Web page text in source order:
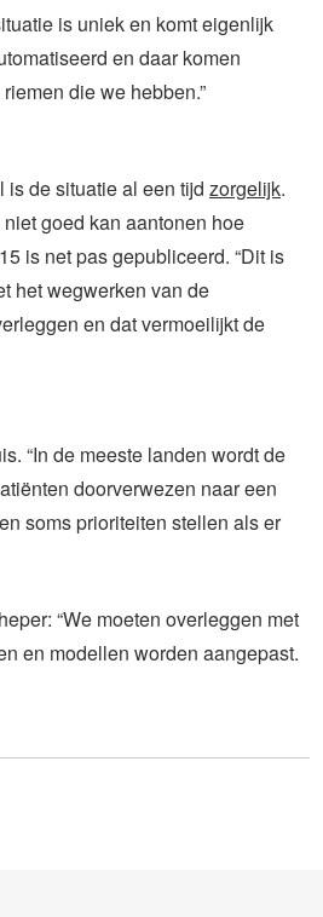
is uniek en komt eigenlijk
en daar komen
die we hebben.”
de situatie al een tijd zorgelijk.
goed kan aantonen hoe
is net pas gepubliceerd. “Dit is
het wegwerken van de
en dat vermoeilijkt de
“In de meeste landen wordt de
doorverwezen naar een
soms prioriteiten stellen als er
“We moeten overleggen met
en modellen worden aangepast.